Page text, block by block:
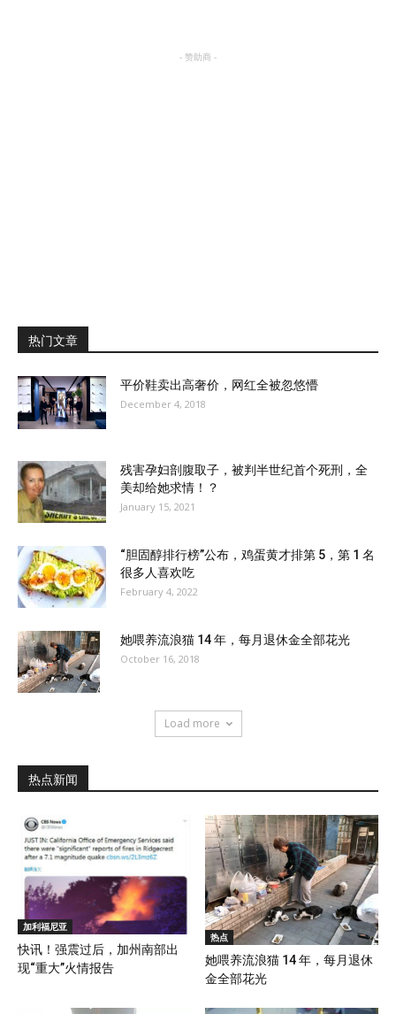
- 赞助商 -
热门文章
平价鞋卖出高奢价，网红全被忽悠懵
December 4, 2018
残害孕妇剖腹取子，被判半世纪首个死刑，全
美却给她求情！？
January 15, 2021
“胆固醇排行榜”公布，鸡蛋黄才排第 5，第 1 名
很多人喜欢吃
February 4, 2022
她喂养流浪猫 14 年，每月退休金全部花光
October 16, 2018
Load more
热点新闻
加利福尼亚
快讯！强震过后，加州南部出
现“重大”火情报告
热点
她喂养流浪猫 14 年，每月退休
金全部花光